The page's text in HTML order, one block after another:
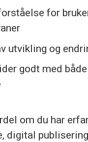
for
utvikling og
godt med
om du har
digital